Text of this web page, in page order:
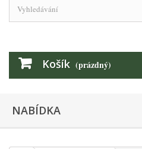
Košík (prázdný)
NABÍDKA